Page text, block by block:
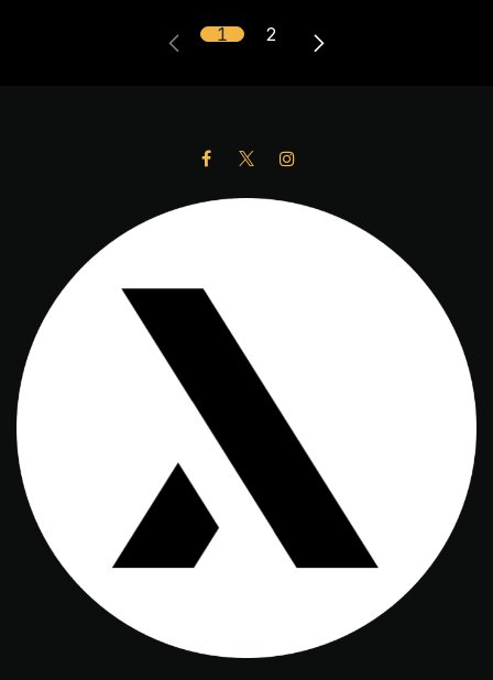
1 2